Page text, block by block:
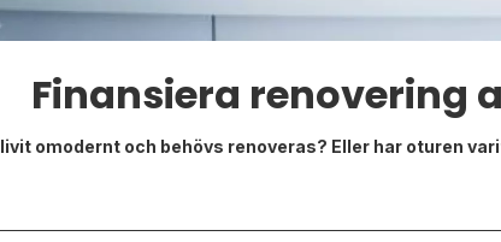
Finansiera renovering
omodernt och behövs renoveras? Eller har oturen